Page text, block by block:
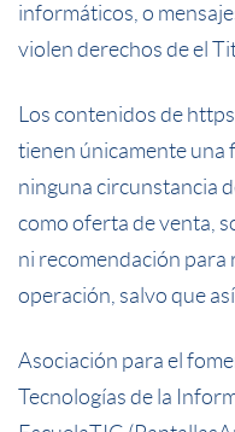
informáticos, o
violen derechos de el
Los contenidos de
tienen únicamente una
ninguna circunstancia
como oferta de venta,
ni recomendación
operación, salvo que
Asociación para el
Tecnologías de la